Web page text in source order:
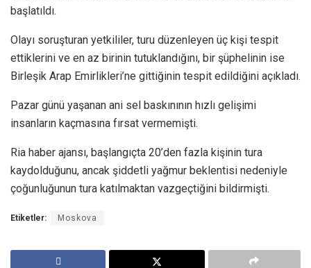
başlatıldı.
Olayı soruşturan yetkililer, turu düzenleyen üç kişi tespit
ettiklerini ve en az birinin tutuklandığını, bir şüphelinin ise
Birleşik Arap Emirlikleri’ne gittiğinin tespit edildiğini açıkladı.
Pazar günü yaşanan ani sel baskınının hızlı gelişimi
insanların kaçmasına fırsat vermemişti.
Ria haber ajansı, başlangıçta 20’den fazla kişinin tura
kaydolduğunu, ancak şiddetli yağmur beklentisi nedeniyle
çoğunluğunun tura katılmaktan vazgeçtiğini bildirmişti.
Etiketler: Moskova